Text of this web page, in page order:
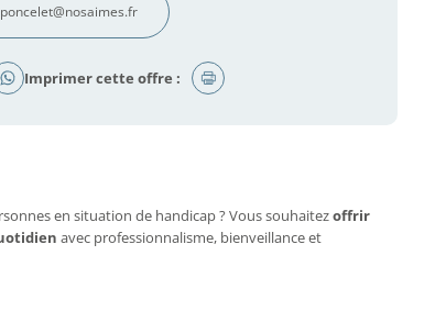
Imprimer cette offre :
en situation de handicap ? Vous souhaitezoffrir
avec professionnalisme, bienveillance et